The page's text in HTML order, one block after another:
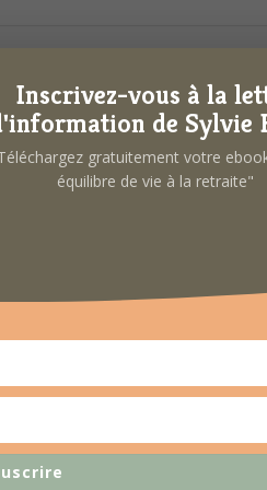
– cycle
Téléphone
E-mail
contact@sylviehurel.fr
Inscrivez-vous à la
de Sylvie
gratuitement votre
équilibre de vie à la retraite"